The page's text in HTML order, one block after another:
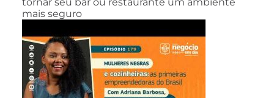
tornar seu bar ou restaurante um ambiente
mais seguro